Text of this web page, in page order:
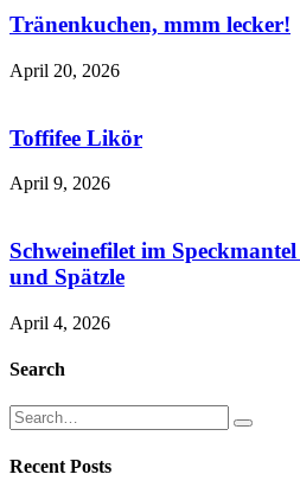
Tränenkuchen, mmm lecker!
April 20, 2026
Toffifee Likör
April 9, 2026
Schweinefilet im
und Spätzle
April 4, 2026
Search
Recent Posts